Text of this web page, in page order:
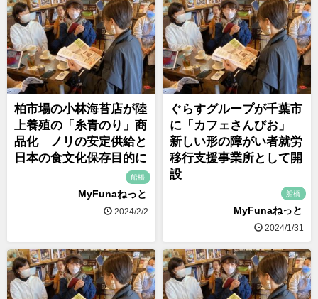
柏市場の小林海苔店が陸
上養殖の「糸青のり」商
品化 ノリの安定供給と
日本の食文化保存目的に
船橋
MyFunaねっと
2024/2/2
ぐらすグループが千葉市
に「カフェさんびお」
新しい形の障がい者就労
移行支援事業所として開
設
船橋
MyFunaねっと
2024/1/31